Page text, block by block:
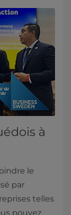
à
le
par
telles
pouvez